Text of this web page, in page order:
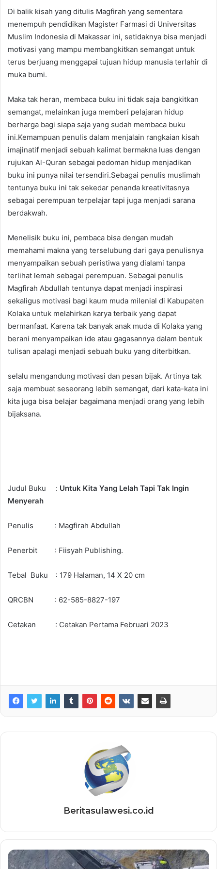
Di balik kisah yang ditulis Magfirah yang sementara
menempuh pendidikan Magister Farmasi di Universitas
Muslim Indonesia di Makassar ini, setidaknya bisa menjadi
motivasi yang mampu membangkitkan semangat untuk
terus berjuang menggapai tujuan hidup manusia terlahir di
muka bumi.
Maka tak heran, membaca buku ini tidak saja bangkitkan
semangat, melainkan juga memberi pelajaran hidup
berharga bagi siapa saja yang sudah membaca buku
ini.Kemampuan penulis dalam menjalain rangkaian kisah
imajinatif menjadi sebuah kalimat bermakna luas dengan
rujukan Al-Quran sebagai pedoman hidup menjadikan
buku ini punya nilai tersendiri.Sebagai penulis muslimah
tentunya buku ini tak sekedar penanda kreativitasnya
sebagai perempuan terpelajar tapi juga menjadi sarana
berdakwah.
Menelisik buku ini, pembaca bisa dengan mudah
memahami makna yang terselubung dari gaya penulisnya
menyampaikan sebuah peristiwa yang dialami tanpa
terlihat lemah sebagai perempuan. Sebagai penulis
Magfirah Abdullah tentunya dapat menjadi inspirasi
sekaligus motivasi bagi kaum muda milenial di Kabupaten
Kolaka untuk melahirkan karya terbaik yang dapat
bermanfaat. Karena tak banyak anak muda di Kolaka yang
berani menyampaikan ide atau gagasannya dalam bentuk
tulisan apalagi menjadi sebuah buku yang diterbitkan.
selalu mengandung motivasi dan pesan bijak. Artinya tak
saja membuat seseorang lebih semangat, dari kata-kata ini
kita juga bisa belajar bagaimana menjadi orang yang lebih
bijaksana.
Judul Buku : Untuk Kita Yang Lelah Tapi Tak Ingin
Menyerah
Penulis : Magfirah Abdullah
Penerbit : Fiisyah Publishing.
Tebal Buku : 179 Halaman, 14 X 20 cm
QRCBN : 62-585-8827-197
Cetakan : Cetakan Pertama Februari 2023
Beritasulawesi.co.id